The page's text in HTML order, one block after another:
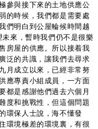
參與接下來的土地供應公
的時候，我們都是需要處
們明白到公屋輪候時間越
來，暫時我們仍不是很樂
房屋的供應。所以接着我
泛的共識，讓我們去尋求
月成立以來，已經非常努
應專責小組成員，一方面
都是感謝他們過去六個月
度和挑戰性，但這個問題
環保人士說，海不懂發
環境極差的環境裏，有很